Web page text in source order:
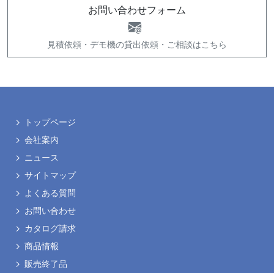
お問い合わせフォーム
見積依頼・ デモ機の貸出依頼・ ご相談はこちら
トップページ
会社案内
ニュース
サイトマップ
よくある質問
お問い合わせ
カタログ請求
商品情報
販売終了品